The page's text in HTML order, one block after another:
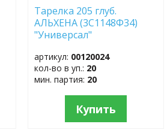
Тарелка 205 глуб.
АЛЬХЕНА (3С1148Ф34)
"Универсал"
артикул: 00120024
кол-во в уп.: 20
мин. партия: 20
Купить